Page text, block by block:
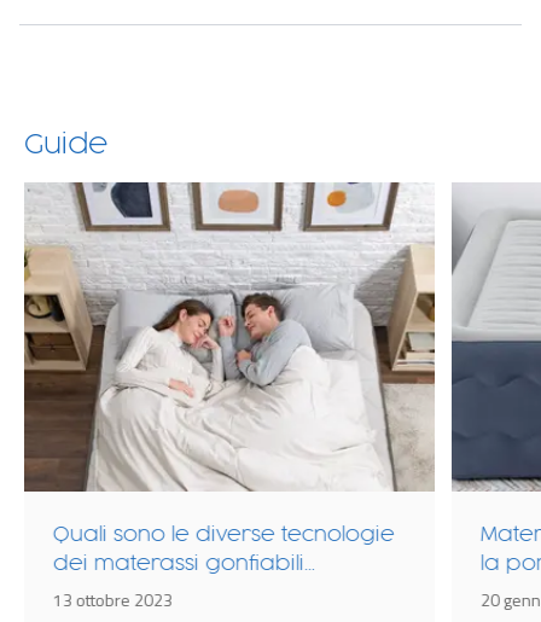
Guide
Quali sono le diverse tecnologie
dei materassi gonfiabili
Bestway?
13 ottobre 2023
la
20